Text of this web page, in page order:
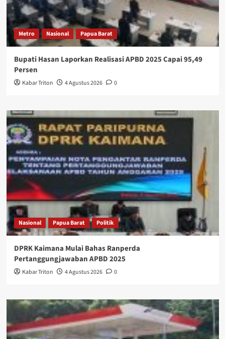
Metro Nasional Papua Barat
Bupati Hasan Laporkan Realisasi APBD 2025 Capai 95,49
Persen
Kabar Triton 4 Agustus 2026 0
Nasional Papua Barat Politik
DPRK Kaimana Mulai Bahas Ranperda
Pertanggungjawaban APBD 2025
Kabar Triton 4 Agustus 2026 0